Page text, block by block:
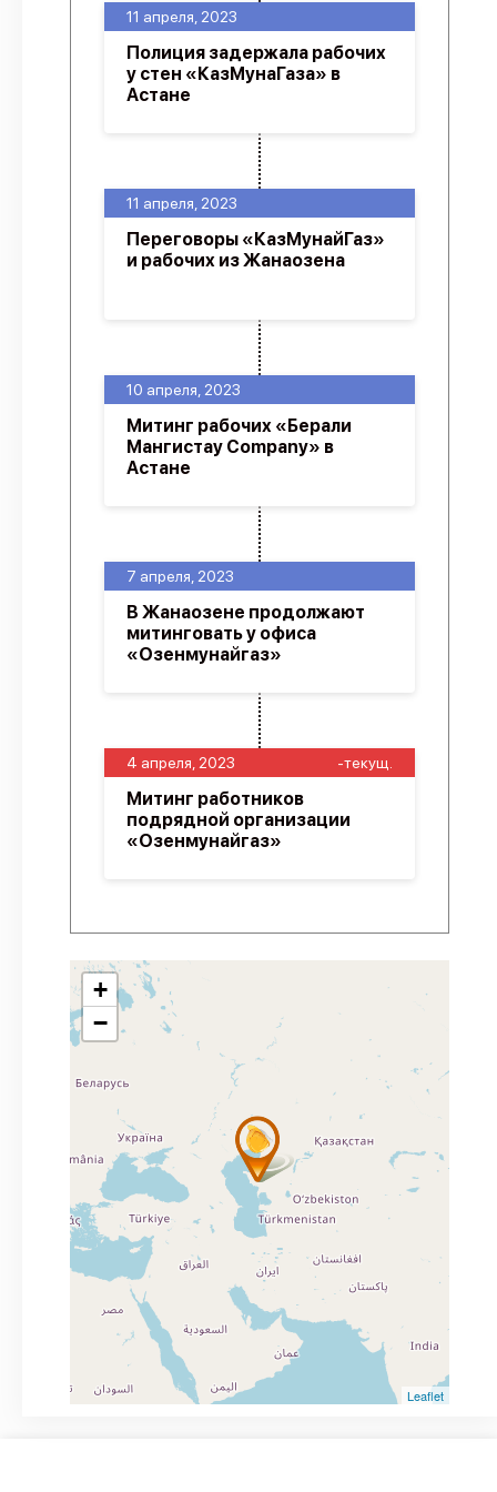
4 апреля, 2023 -текущ.
Митинг работников
подрядной организации
«Озенмунайгаз»
7 апреля, 2023
В Жанаозене продолжают
митинговать у офиса
«Озенмунайгаз»
10 апреля, 2023
Митинг рабочих «Берали
Мангистау Company» в
Астане
11 апреля, 2023
Переговоры «КазМунайГаз»
и рабочих из Жанаозена
11 апреля, 2023
Полиция задержала рабочих
у стен «КазМунаГаза» в
Астане
+
−
Leaflet